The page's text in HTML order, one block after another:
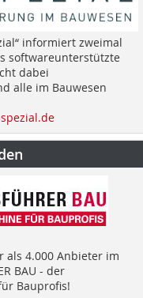
informiert zweimal
softwareunterstützte
dabei
alle im Bauwesen
als 4.000 Anbieter im
BAU - der
Bauprofis!